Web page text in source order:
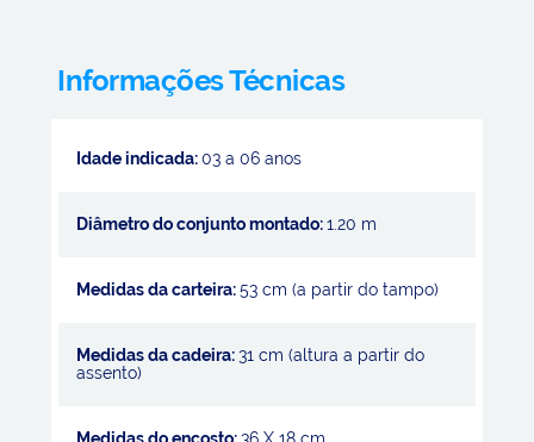
Informações Técnicas
Idade indicada:03 a 06 anos
Diâmetro do conjunto montado:1.20 m
Medidas da carteira:53 cm (a partir do tampo)
Medidas da cadeira:31 cm (altura a partir do
assento)
Medidas do encosto:36 X 18 cm